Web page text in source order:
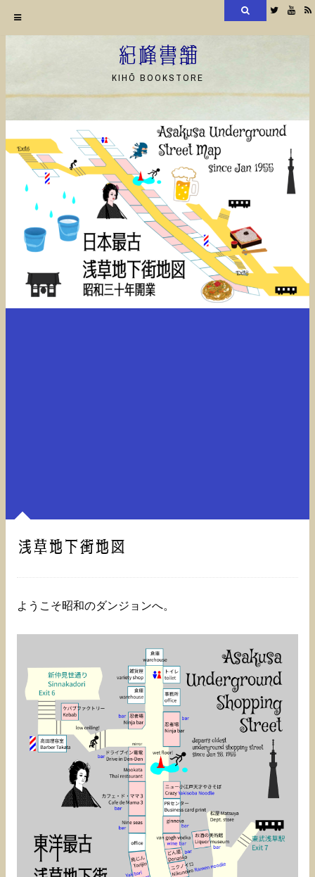
ン
ツ
へ
Twitter
紀峰書舗
KIHŌ BOOKSTORE
浅草地下街地図
ようこそ昭和のダンジョンへ。